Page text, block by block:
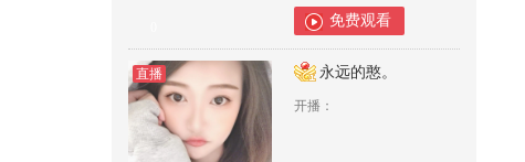
免费观看
直播 永远的憨。
开播：